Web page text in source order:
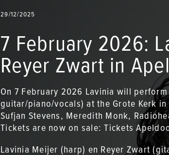
29/12/2025
7 February 2026:
Reyer Zwart in
On 7 February 2026 Lavinia will
guitar/piano/vocals) at the Grote Kerk
Sufjan Stevens, Meredith Monk,
Tickets are now on sale:Tickets
Lavinia Meijer (harp) en Reyer Zwart